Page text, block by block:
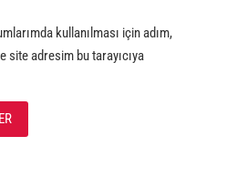
kullanılması için adım,
site adresim bu tarayıcıya